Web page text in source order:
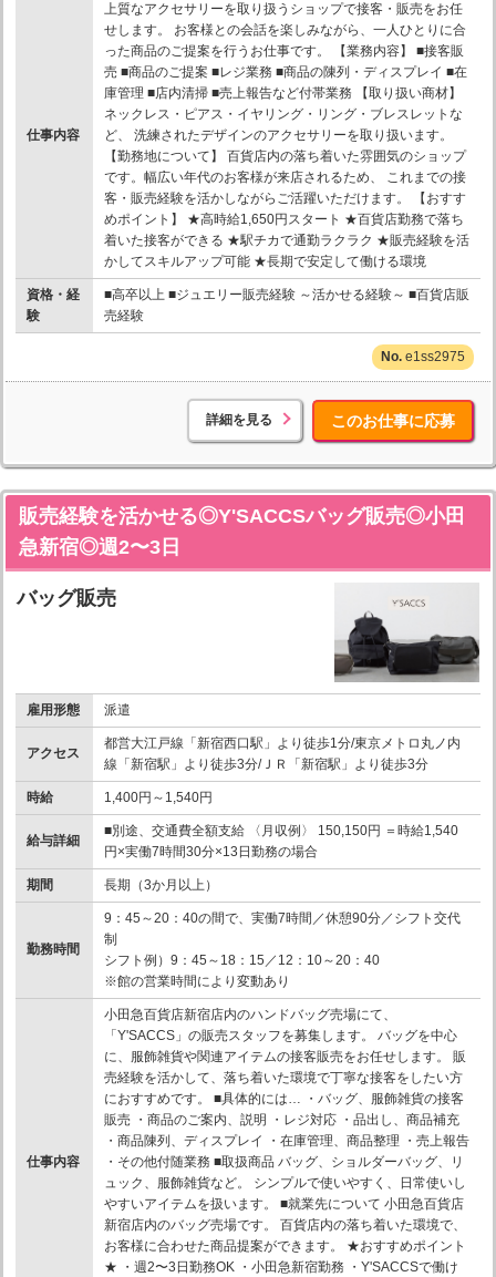
仕事内容
上質なアクセサリーを取り扱うショップで接客・販売をお任
せします。 お客様との会話を楽しみながら、一人ひとりに合
った商品のご提案を行うお仕事です。 【業務内容】 ■接客販
売 ■商品のご提案 ■レジ業務 ■商品の陳列・ディスプレイ ■在
庫管理 ■店内清掃 ■売上報告など付帯業務 【取り扱い商材】
ネックレス・ピアス・イヤリング・リング・ブレスレットな
ど、 洗練されたデザインのアクセサリーを取り扱います。
【勤務地について】 百貨店内の落ち着いた雰囲気のショップ
です。幅広い年代のお客様が来店されるため、 これまでの接
客・販売経験を活かしながらご活躍いただけます。 【おすす
めポイント】 ★高時給1,650円スタート ★百貨店勤務で落ち
着いた接客ができる ★駅チカで通勤ラクラク ★販売経験を活
かしてスキルアップ可能 ★長期で安定して働ける環境
資格・経
験
■高卒以上 ■ジュエリー販売経験 ～活かせる経験～ ■百貨店販
売経験
e1ss2975
詳細を見る このお仕事に応募
販売経験を活かせる◎Y'SACCSバッグ販売◎小田
急新宿◎週2〜3日
バッグ販売
雇用形態 派遣
アクセス
都営大江戸線「新宿西口駅」より徒歩1分/東京メトロ丸ノ内
線「新宿駅」より徒歩3分/ＪＲ「新宿駅」より徒歩3分
時給 1,400円～1,540円
給与詳細
■別途、交通費全額支給 〈月収例〉 150,150円 ＝時給1,540
円×実働7時間30分×13日勤務の場合
期間 長期（3か月以上）
勤務時間
9：45～20：40の間で、実働7時間／休憩90分／シフト交代
制
シフト例）9：45～18：15／12：10～20：40
※館の営業時間により変動あり
仕事内容
小田急百貨店新宿店内のハンドバッグ売場にて、
「Y'SACCS」の販売スタッフを募集します。 バッグを中心
に、服飾雑貨や関連アイテムの接客販売をお任せします。 販
売経験を活かして、落ち着いた環境で丁寧な接客をしたい方
におすすめです。 ■具体的には… ・バッグ、服飾雑貨の接客
販売 ・商品のご案内、説明 ・レジ対応 ・品出し、商品補充
・商品陳列、ディスプレイ ・在庫管理、商品整理 ・売上報告
・その他付随業務 ■取扱商品 バッグ、ショルダーバッグ、リ
ュック、服飾雑貨など。 シンプルで使いやすく、日常使いし
やすいアイテムを扱います。 ■就業先について 小田急百貨店
新宿店内のバッグ売場です。 百貨店内の落ち着いた環境で、
お客様に合わせた商品提案ができます。 ★おすすめポイント
★ ・週2〜3日勤務OK ・小田急新宿勤務 ・Y'SACCSで働け